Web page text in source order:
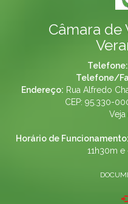
Câmara de
Telefone:
Telefone/
Endereço: Rua Alfredo
CEP: 95.330-
Horário de Funcionamento:
11h30m e